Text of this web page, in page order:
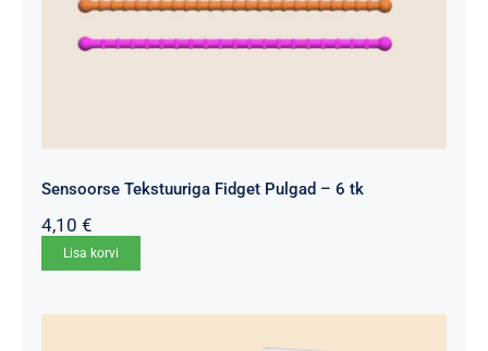
Sensoorse Tekstuuriga Fidget Pulgad – 6 tk
4,10 €
Lisa korvi